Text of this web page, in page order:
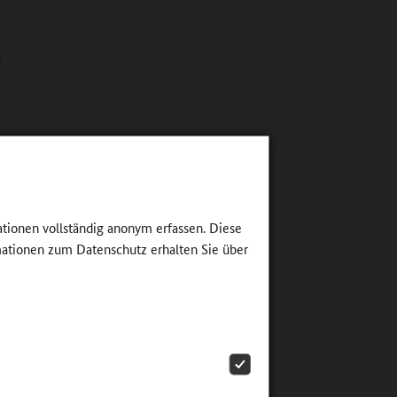
vollständig anonym erfassen. Diese
zum Datenschutz erhalten Sie über
das